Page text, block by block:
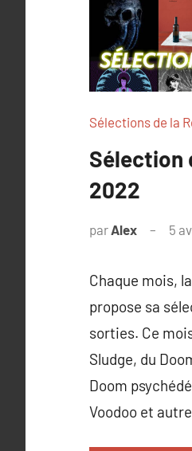
Sélections de la
Sélection
2022
par Alex 5
Chaque mois,
propose sa
sorties. Ce
Sludge, du
Doom
Voodoo et